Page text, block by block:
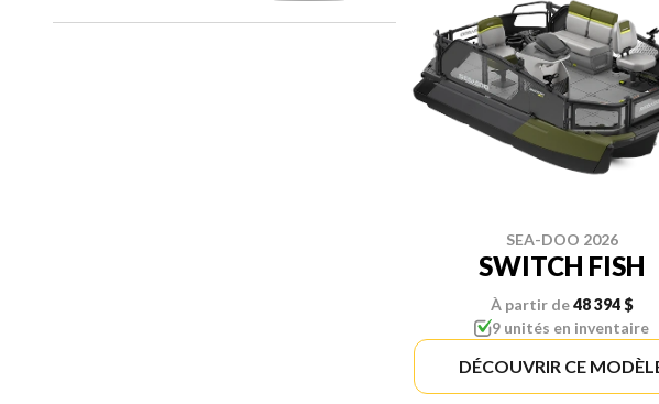
SEA-DOO 2026
SWITCH FISH
À partir de48 394 $
9 unités en inventaire
DÉCOUVRIR CE